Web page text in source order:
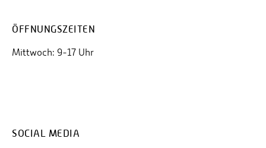
ÖFFNUNGSZEITEN
Mittwoch: 9-17 Uhr
SOCIAL MEDIA